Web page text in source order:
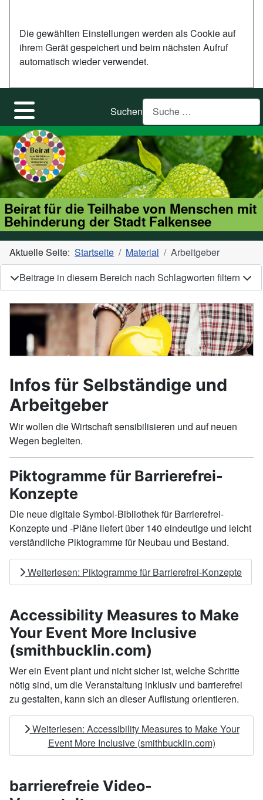
Die gewählten Einstellungen werden als Cookie auf
ihrem Gerät gespeichert und beim nächsten Aufruf
automatisch wieder verwendet.
Suchen
Beirat für die Teilhabe von Menschen mit
Behinderung der Stadt Falkensee
Aktuelle Seite: Startseite Material
Arbeitgeber
Beitrage in diesem Bereich nach Schlagworten filtern
Infos für Selbständige und
Arbeitgeber
Wir wollen die Wirtschaft sensibilisieren und auf neuen
Wegen begleiten.
Piktogramme für Barrierefrei-
Konzepte
Die neue digitale Symbol-Bibliothek für Barrierefrei-
Konzepte und -Pläne liefert über 140 eindeutige und leicht
verständli­che Piktogramme für Neubau und Bestand.
Weiterlesen: Piktogramme für Barrierefrei-Konzepte
Accessibility Measures to Make
Your Event More Inclusive
(smithbucklin.com)
Wer ein Event plant und nicht sicher ist, welche Schritte
nötig sind, um die Veranstaltung inklusiv und barrierefrei
zu gestalten, kann sich an dieser Auflistung orientieren.
Weiterlesen: Accessibility Measures to Make Your
Event More Inclusive (smithbucklin.com)
barrierefreie Video-